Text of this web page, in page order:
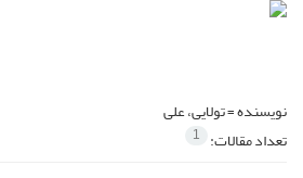
نویسنده =تولایی، علی
تعداد مقالات: 1